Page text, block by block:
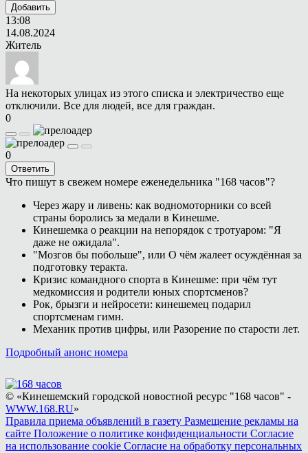
Добавить
13:08
14.08.2024
Житель
На некоторых улицах из этого списка и электричество еще
отключили. Все для людей, все для граждан.
0
0
Ответить
Что пишут в свежем номере еженедельника "168 часов"?
Через жару и ливень: как водномоторники со всей
страны боролись за медали в Кинешме.
Кинешемка о реакции на непорядок с тротуаром: "Я
даже не ожидала".
"Мозгов бы побольше", или О чём жалеет осуждённая за
подготовку теракта.
Кризис командного спорта в Кинешме: при чём тут
медкомиссия и родители юных спортсменов?
Рок, брызги и нейросети: кинешемец подарил
спортсменам гимн.
Механик против цифры, или Разорение по старости лет.
Подробный анонс номера
© «Кинешемский городской новостной ресурс "168 часов" -
WWW.168.RU»
Правила приема объявлений в газету Размещение рекламы на
сайте Положение о политике конфиденциальности Согласие
на использование cookie Согласие на обработку персональных